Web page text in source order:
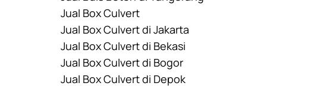
Jual Box Culvert
Jual Box Culvert di Jakarta
Jual Box Culvert di Bekasi
Jual Box Culvert di Bogor
Jual Box Culvert di Depok